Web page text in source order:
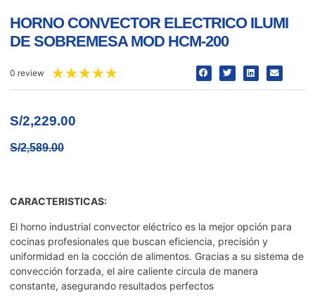
HORNO CONVECTOR ELECTRICO ILUMI
DE SOBREMESA MOD HCM-200
0 review ★★★★★
S/2,229.00
S/2,589.00
CARACTERISTICAS:
El horno industrial convector eléctrico es la mejor opción para
cocinas profesionales que buscan eficiencia, precisión y
uniformidad en la cocción de alimentos. Gracias a su sistema de
convección forzada, el aire caliente circula de manera
constante, asegurando resultados perfectos